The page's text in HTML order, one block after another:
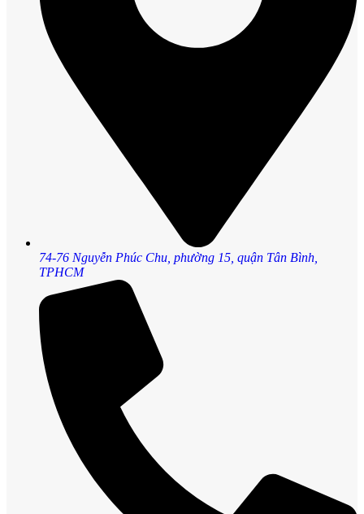
74-76 Nguyễn Phúc Chu, phường 15, quận Tân Bình,
TPHCM